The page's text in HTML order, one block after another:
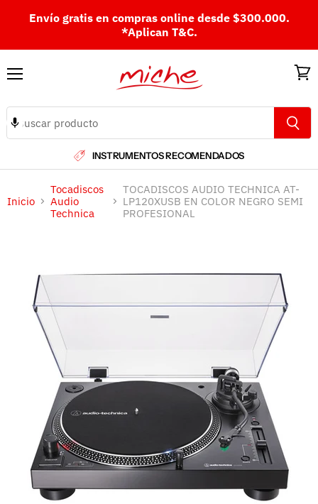
Envío gratis en compras online desde $300.000.
*Aplican T&C.
INSTRUMENTOS RECOMENDADOS
Inicio
Tocadiscos
Audio
Technica
TOCADISCOS AUDIO TECHNICA AT-
LP120XUSB EN COLOR NEGRO SEMI
PROFESIONAL